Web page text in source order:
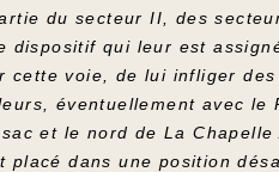
du secteur II, des
qui leur est
voie, de lui infliger
éventuellement avec le
et le nord de La
dans une position